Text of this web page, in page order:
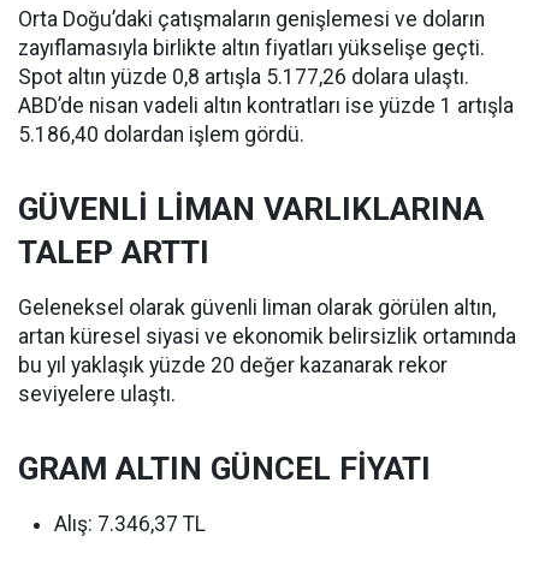
Orta Doğu’daki çatışmaların genişlemesi ve doların
zayıflamasıyla birlikte altın fiyatları yükselişe geçti.
Spot altın yüzde 0,8 artışla 5.177,26 dolara ulaştı.
ABD’de nisan vadeli altın kontratları ise yüzde 1 artışla
5.186,40 dolardan işlem gördü.
GÜVENLİ LİMAN VARLIKLARINA
TALEP ARTTI
Geleneksel olarak güvenli liman olarak görülen altın,
artan küresel siyasi ve ekonomik belirsizlik ortamında
bu yıl yaklaşık yüzde 20 değer kazanarak rekor
seviyelere ulaştı.
GRAM ALTIN GÜNCEL FİYATI
Alış: 7.346,37 TL